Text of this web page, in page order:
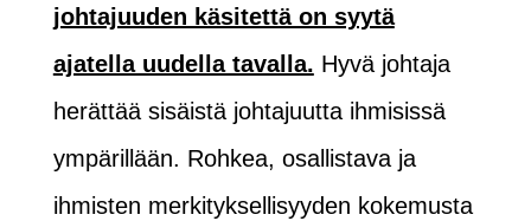
johtajuuden käsitettä on syytä
ajatella uudella tavalla. Hyvä johtaja
herättää sisäistä johtajuutta ihmisissä
ympärillään. Rohkea, osallistava ja
ihmisten merkityksellisyyden kokemusta